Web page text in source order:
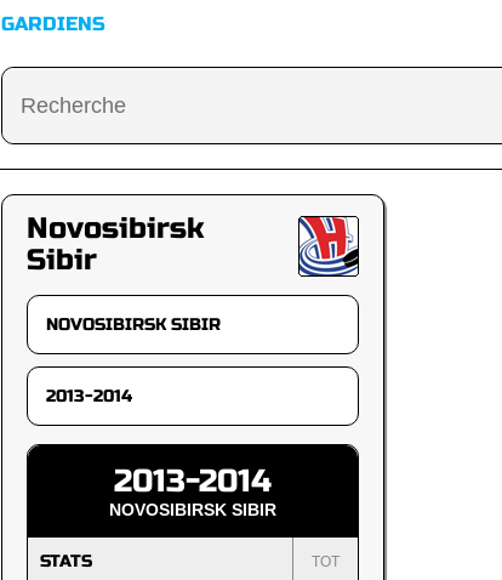
GARDIENS
Novosibirsk
Sibir
2013-2014
NOVOSIBIRSK SIBIR
STATS TOT